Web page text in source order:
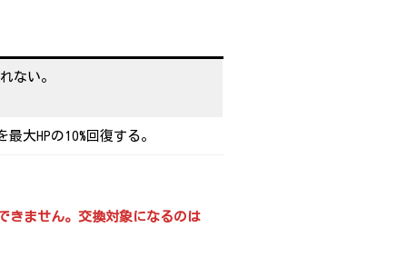
ない。
大HPの10%回復する。
きません。交換対象になるのは